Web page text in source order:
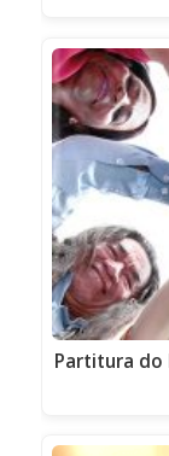
Partitura do